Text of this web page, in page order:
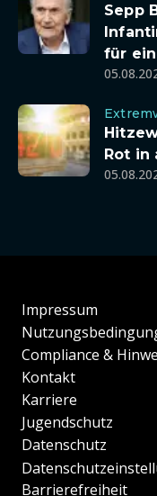
Sepp
für
Rot in
Impressum
Compliance &
Kontakt
Karriere
Jugendschutz
Datenschutz
Barrierefreiheit